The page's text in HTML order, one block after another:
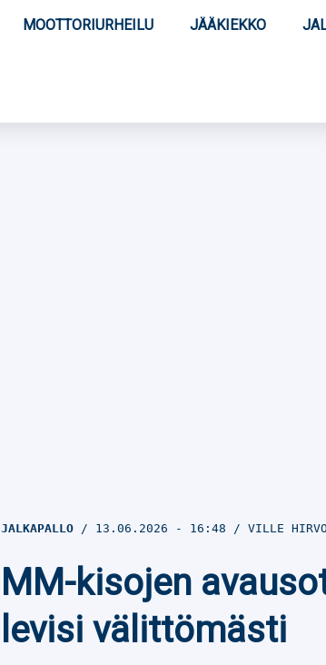
MOOTTORIURHEILU JÄÄKIEKKO
JALKAPALLO 13.06.2026 - 16:48 VILLE
MM-kisojen
levisi välittömästi